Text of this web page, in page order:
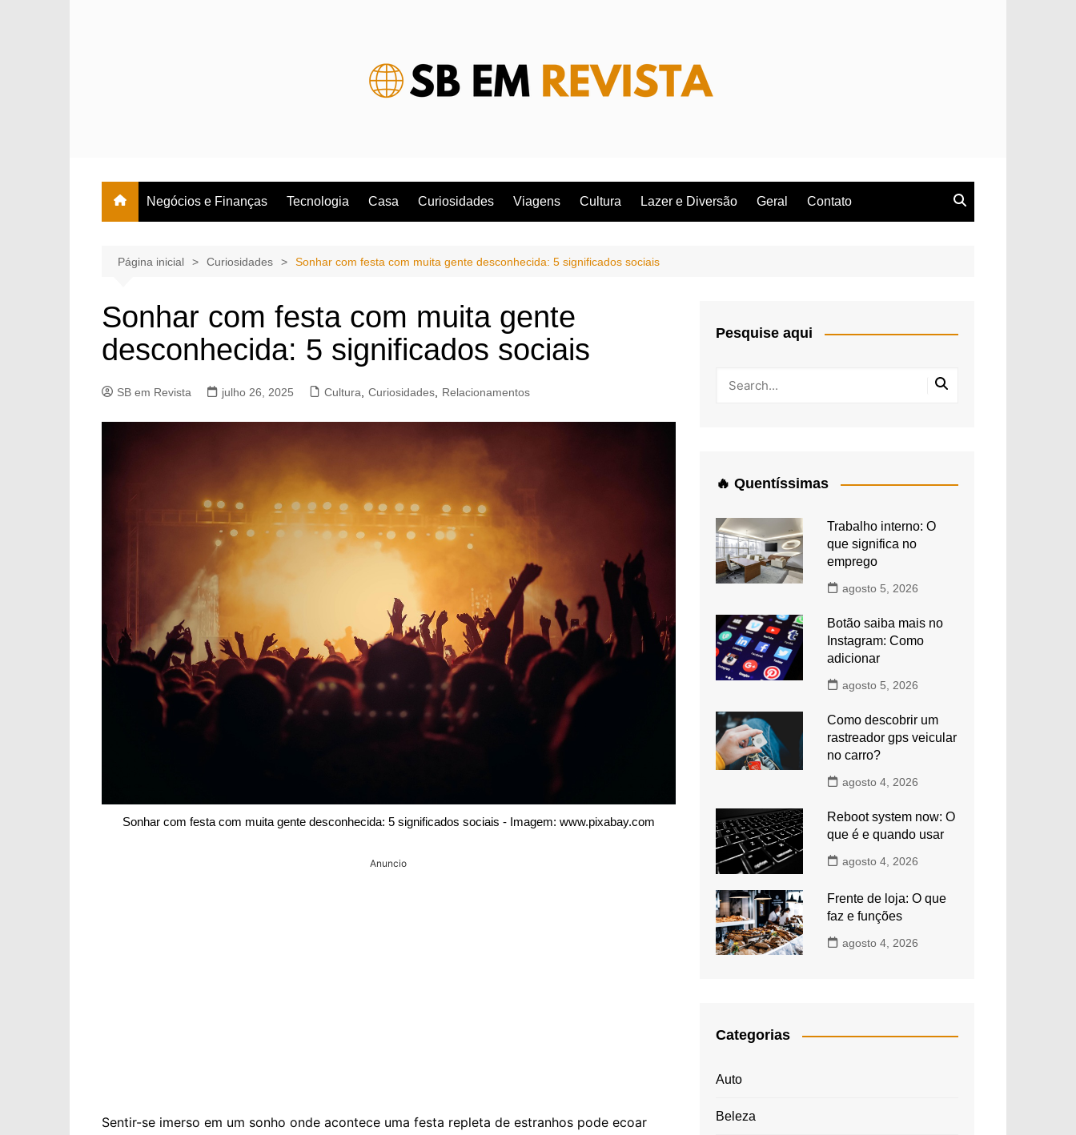
Negócios e Finanças Tecnologia Casa Curiosidades Viagens Cultura Lazer e Diversão Geral Contato
Página inicial Curiosidades Sonhar com festa com muita gente desconhecida: 5 significados sociais
Sonhar com festa com muita gente
desconhecida: 5 significados sociais
SB em Revista julho 26, 2025 Cultura Curiosidades Relacionamentos
Sonhar com festa com muita gente desconhecida: 5 significados sociais - Imagem: www.pixabay.com
Anuncio
Sentir-se imerso em um sonho onde acontece uma festa repleta de estranhos pode ecoar
Pesquise aqui
🔥 Quentíssimas
Trabalho interno: O
que significa no
emprego
agosto 5, 2026
Botão saiba mais no
Instagram: Como
adicionar
agosto 5, 2026
Como descobrir um
rastreador gps veicular
no carro?
agosto 4, 2026
Reboot system now: O
que é e quando usar
agosto 4, 2026
Frente de loja: O que
faz e funções
agosto 4, 2026
Categorias
Auto
Beleza